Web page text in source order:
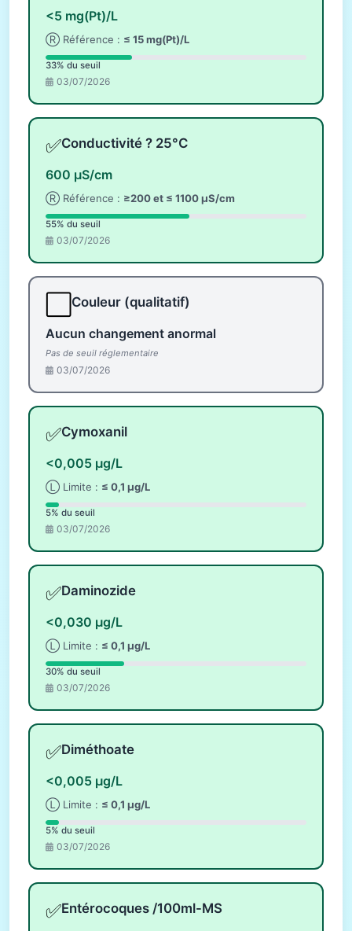
<5 mg(Pt)/L
Ⓡ Référence : ≤ 15 mg(Pt)/L
33% du seuil
03/07/2026
✅Conductivité ? 25°C
600 µS/cm
Ⓡ Référence : ≥200 et ≤ 1100 µS/cm
55% du seuil
03/07/2026
Couleur (qualitatif)
Aucun changement anormal
Pas de seuil réglementaire
03/07/2026
✅Cymoxanil
<0,005 µg/L
Ⓛ Limite : ≤ 0,1 µg/L
5% du seuil
03/07/2026
✅Daminozide
<0,030 µg/L
Ⓛ Limite : ≤ 0,1 µg/L
30% du seuil
03/07/2026
✅Diméthoate
<0,005 µg/L
Ⓛ Limite : ≤ 0,1 µg/L
5% du seuil
03/07/2026
✅Entérocoques /100ml-MS